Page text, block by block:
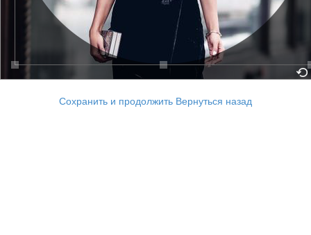
Сохранить и продолжить Вернуться назад